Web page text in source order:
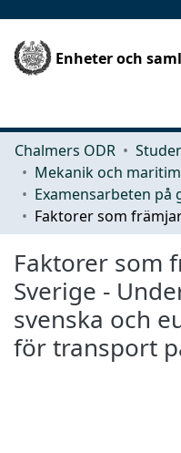
Enheter och
Chalmers ODR
Faktorer som
Sverige -
svenska och
för transport